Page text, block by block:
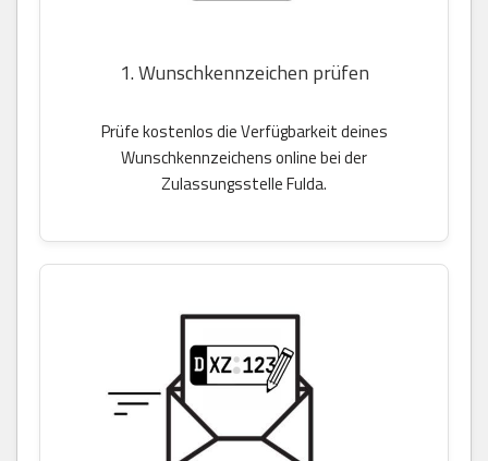
1. Wunschkennzeichen prüfen
Prüfe kostenlos die Verfügbarkeit deines
Wunschkennzeichens online bei der
Zulassungsstelle Fulda.